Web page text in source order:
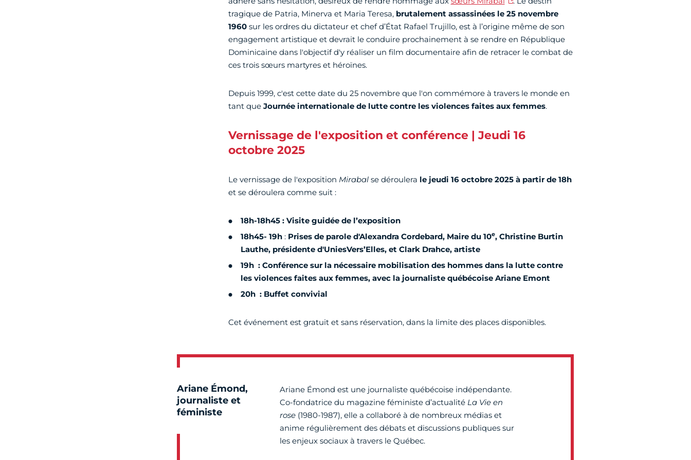
tragique de Patria, Minerva et Maria Teresa, brutalement assassinées le 25 novembre
1960sur les ordres du dictateur et chef d’État Rafael Trujillo, est à l’origine même de son
engagement artistique et devrait le conduire prochainement à se rendre en République
Dominicaine dans l'objectif d'y réaliser un film documentaire afin de retracer le combat de
ces trois sœurs martyres et héroïnes.
Depuis 1999, c'est cette date du 25 novembre que l'on commémore à travers le monde en
tant que Journée internationale de lutte contre les violences faites aux femmes.
Vernissage de l'exposition et conférence | Jeudi 16
octobre 2025
Le vernissage de l'exposition Mirabal se déroulera le jeudi 16 octobre 2025 à partir de 18h
et se déroulera comme suit :
18h-18h45 : Visite guidée de l’exposition
18h45- 19h: Prises de parole d'Alexandra Cordebard, Maire du 10e, Christine Burtin
Lauthe, présidente d'UniesVers’Elles, et Clark Drahce, artiste
19h : Conférence sur la nécessaire mobilisation des hommes dans la lutte contre
les violences faites aux femmes, avec la journaliste québécoise Ariane Emont
20h : Buffet convivial
Cet événement est gratuit et sans réservation, dans la limite des places disponibles.
Ariane Émond,
journaliste et
féministe
Ariane Émond est une journaliste québécoise indépendante.
Co-fondatrice du magazine féministe d’actualité La Vie en
rose(1980-1987), elle a collaboré à de nombreux médias et
anime régulièrement des débats et discussions publiques sur
les enjeux sociaux à travers le Québec.